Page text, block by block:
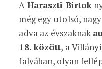
A Haraszti Birtok
még egy utolsó,
adva az évszaknak
18. között, a
falvában, olyan